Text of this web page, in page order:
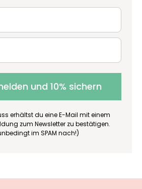
und 10% sichern
erhältst du eine E-Mail mit einem
zum Newsletter zu bestätigen.
im SPAM nach!)